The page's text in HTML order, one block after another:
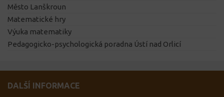
Město Lanškroun
Matematické hry
Výuka matematiky
Pedagogicko-psychologická poradna Ústí nad Orlicí
DALŠÍ INFORMACE